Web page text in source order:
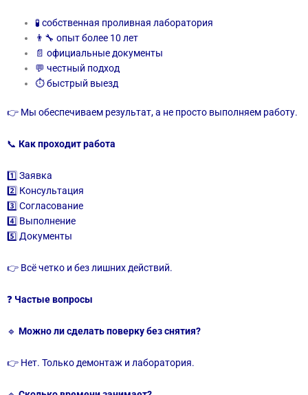
🧪 собственная проливная лаборатория
👨‍🔧 опыт более 10 лет
📄 официальные документы
💬 честный подход
⏱ быстрый выезд
👉 Мы обеспечиваем результат, а не просто выполняем работу.
📞 Как проходит работа
1️⃣ Заявка
2️⃣ Консультация
3️⃣ Согласование
4️⃣ Выполнение
5️⃣ Документы
👉 Всё четко и без лишних действий.
❓ Частые вопросы
🔹 Можно ли сделать поверку без снятия?
👉 Нет. Только демонтаж и лаборатория.